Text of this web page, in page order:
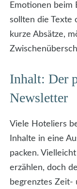
Emotionen beim
sollten die Texte
kurze Absätze,
Inhalt: Der
Newsletter
Viele Hoteliers
Inhalte in eine
packen.
erzählen, doch
begrenztes Zeit-